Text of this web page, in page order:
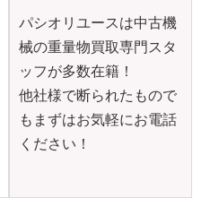
パシオリユースは中古機
械の重量物買取専門スタ
ッフが多数在籍！
他社様で断られたもので
もまずはお気軽にお電話
ください！